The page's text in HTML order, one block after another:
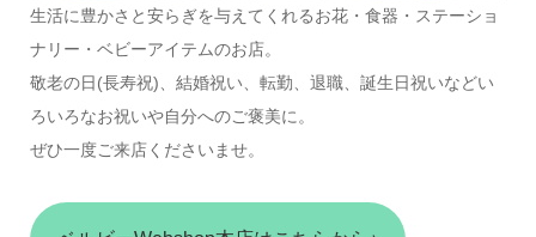
生活に豊かさと安らぎを与えてくれるお花・食器・ステーショ
ナリー・ベビーアイテムのお店。
敬老の日(長寿祝)、結婚祝い、転勤、退職、誕生日祝いなどい
ろいろなお祝いや自分へのご褒美に。
ぜひ一度ご来店くださいませ。